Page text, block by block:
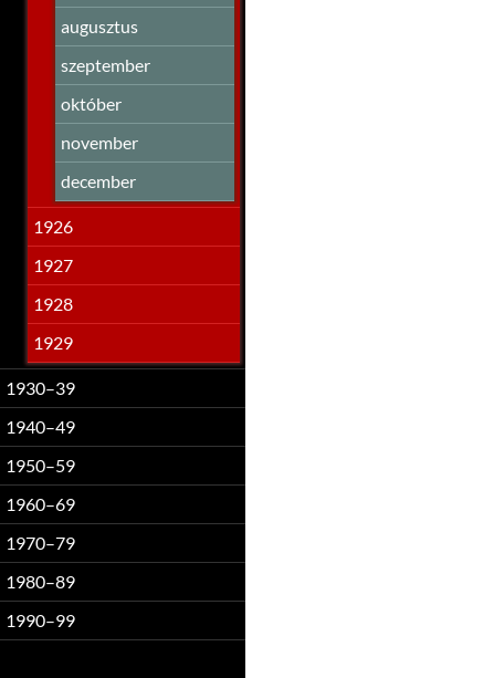
augusztus
szeptember
október
november
december
1926
1927
1928
1929
1930–39
1940–49
1950–59
1960–69
1970–79
1980–89
1990–99